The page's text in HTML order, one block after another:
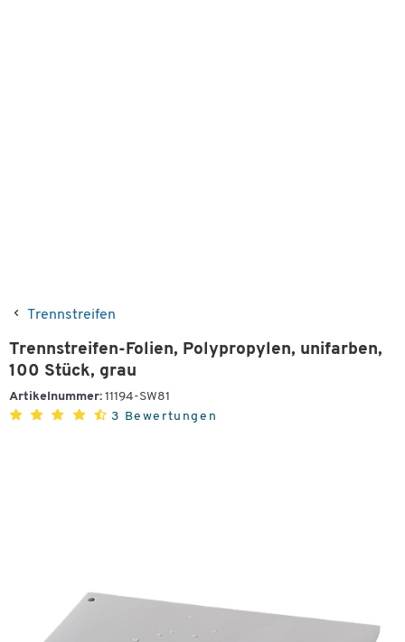
Trennstreifen
Trennstreifen-Folien, Polypropylen, unifarben,
100 Stück, grau
Artikelnummer: 11194-SW81
3 Bewertungen